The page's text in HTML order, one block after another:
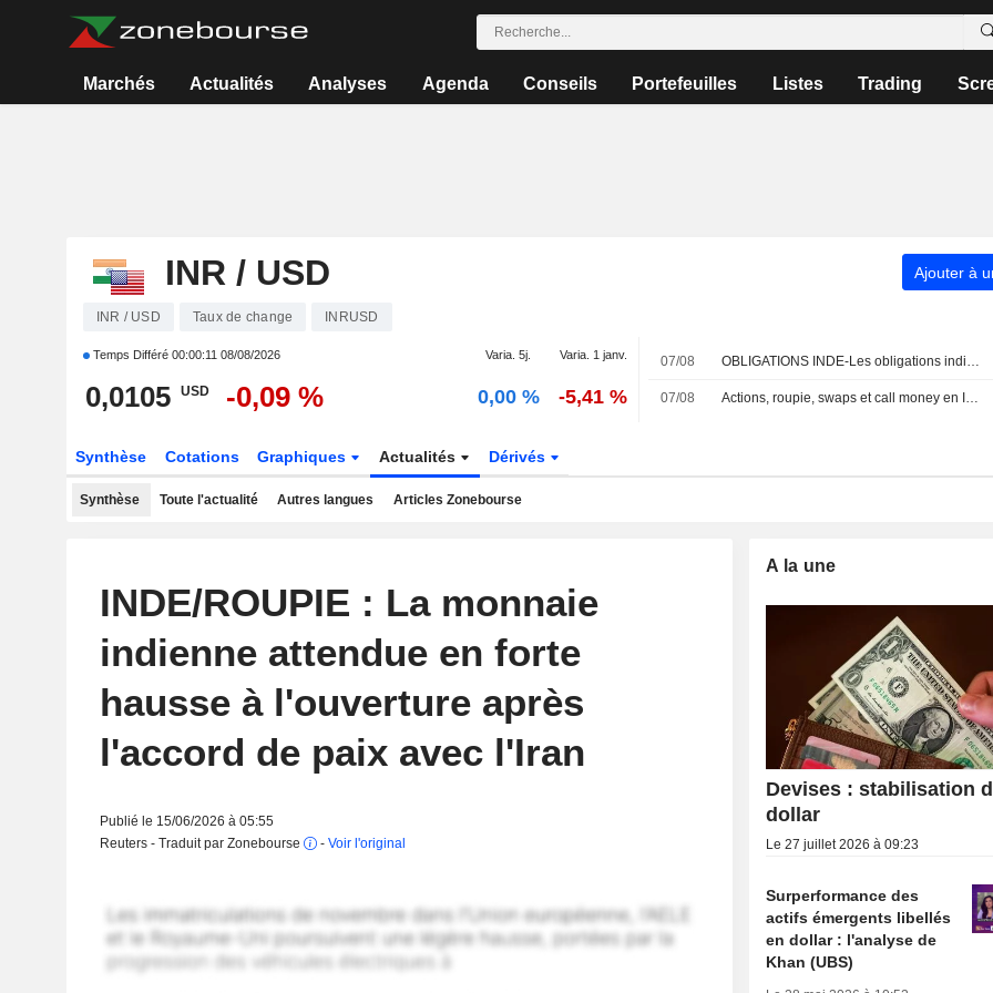
Marchés Actualités Analyses Agenda Conseils Portefeuilles Listes Trading
INR / USD Ajouter à
INR / USD Taux de change INRUSD
Temps Différé 00:00:11 08/08/2026 Varia. 5j. Varia. 1 janv.
0,0105 USD -0,09 % 0,00 % -5,41 %
07/08 OBLIGATIONS INDE-Les obligations indiennes signent leur première hausse hebdomadaire en cinq semaines, portées par la RBI et le repli du brut
07/08 Actions, roupie, swaps et call money en Inde à 15h30 IST
Synthèse Cotations Graphiques Actualités Dérivés
Synthèse Toute l'actualité Autres langues Articles Zonebourse
INDE/ROUPIE : La monnaie
indienne attendue en forte
hausse à l'ouverture après
l'accord de paix avec l'Iran
Publié le 15/06/2026 à 05:55
Reuters - Traduit par Zonebourse
- Voir l'original
A la une
Devises : stabilisation
dollar
Le 27 juillet 2026 à 09:23
Surperformance des
actifs émergents libellés
en dollar : l'analyse de
Khan (UBS)